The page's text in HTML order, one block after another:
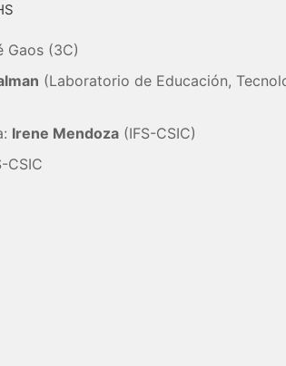
Gaos (3C)
(Laboratorio de Educación,
Irene Mendoza (IFS-CSIC)
CSIC